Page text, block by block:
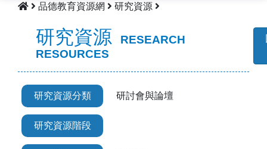
品德教育資源網 研究資源
研究資源
RESEARCH
RESOURCES
研究資源分類 研討會與論壇
研究資源階段